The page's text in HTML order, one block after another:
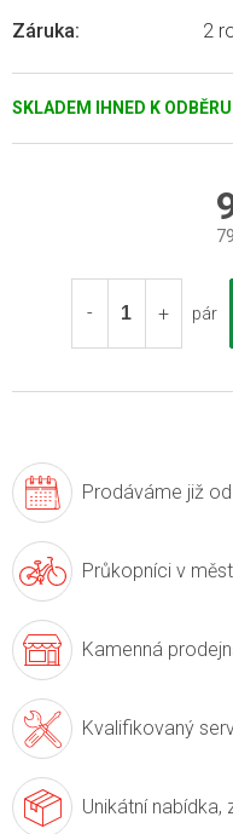
SKLADEM IHNED K ODBĚRU
Záruka: 2
pár
Prodáváme již
Průkopníci v
Kamenná
Kvalifikovaný
Unikátní nabídka,